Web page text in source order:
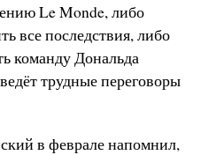
Le Monde, либо
все последствия, либо
команду Дональда
трудные переговоры
в феврале напомнил,